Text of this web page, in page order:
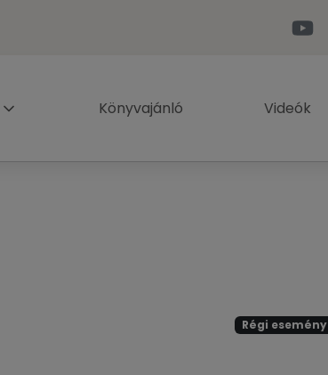
Könyvajánló Videók
Régi esemény